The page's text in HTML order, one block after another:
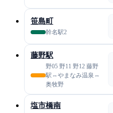
笹島町
幹名駅2
藤野駅
野05 野11 野12 藤野
駅⇔やまなみ温泉⇔
奥牧野
塩市橋南